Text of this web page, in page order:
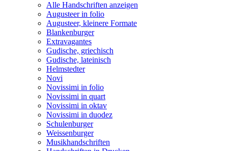
Alle Handschriften anzeigen
Augusteer in folio
Augusteer, kleinere Formate
Blankenburger
Extravagantes
Gudische, griechisch
Gudische, lateinisch
Helmstedter
Novi
Novissimi in folio
Novissimi in quart
Novissimi in oktav
Novissimi in duodez
Schulenburger
Weissenburger
Musikhandschriften